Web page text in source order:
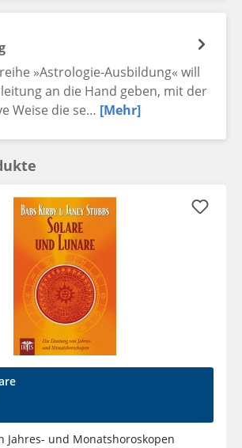
»Astrologie-Ausbildung« will
an die Hand geben, mit der
Weise die se… [Mehr]
Jahres- und Monatshoroskopen